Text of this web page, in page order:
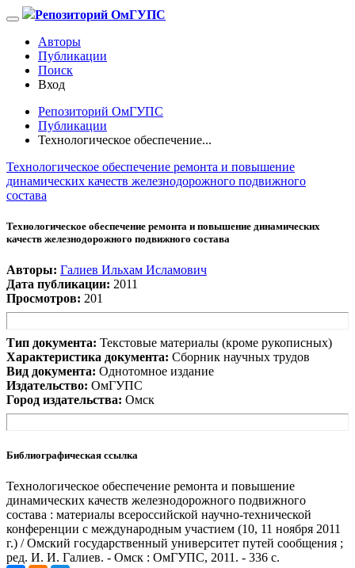
Репозиторий ОмГУПС
Авторы
Публикации
Поиск
Вход
Репозиторий ОмГУПС
Публикации
Технологическое обеспечение...
Технологическое обеспечение ремонта и повышение
динамических качеств железнодорожного подвижного
состава
Технологическое обеспечение ремонта и повышение динамических
качеств железнодорожного подвижного состава
Авторы: Галиев Ильхам Исламович
Дата публикации: 2011
Просмотров: 201
Тип документа: Текстовые материалы (кроме рукописных)
Характеристика документа: Сборник научных трудов
Вид документа: Однотомное издание
Издательство: ОмГУПС
Город издательства: Омск
Библиографическая ссылка
Технологическое обеспечение ремонта и повышение
динамических качеств железнодорожного подвижного
состава : материалы всероссийской научно-технической
конференции с международным участием (10, 11 ноября 2011
г.) / Омский государственный университет путей сообщения ;
ред. И. И. Галиев. - Омск : ОмГУПС, 2011. - 336 с.